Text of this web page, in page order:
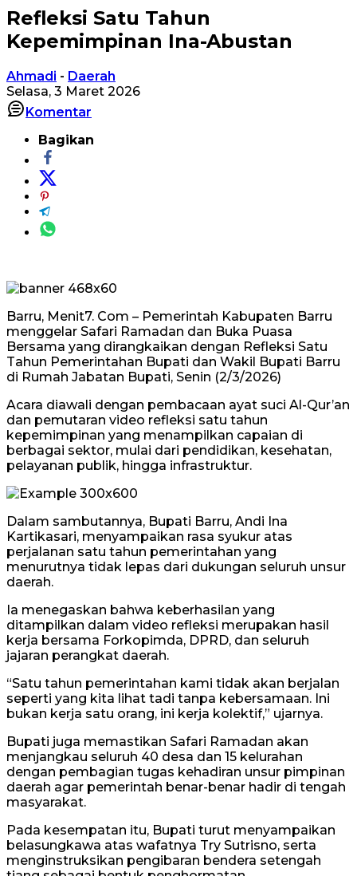
Refleksi Satu Tahun
Kepemimpinan Ina-Abustan
Ahmadi - Daerah
Selasa, 3 Maret 2026
Komentar
Bagikan
Barru, Menit7. Com – Pemerintah Kabupaten Barru
menggelar Safari Ramadan dan Buka Puasa
Bersama yang dirangkaikan dengan Refleksi Satu
Tahun Pemerintahan Bupati dan Wakil Bupati Barru
di Rumah Jabatan Bupati, Senin (2/3/2026)
Acara diawali dengan pembacaan ayat suci Al-Qur’an
dan pemutaran video refleksi satu tahun
kepemimpinan yang menampilkan capaian di
berbagai sektor, mulai dari pendidikan, kesehatan,
pelayanan publik, hingga infrastruktur.
Dalam sambutannya, Bupati Barru, Andi Ina
Kartikasari, menyampaikan rasa syukur atas
perjalanan satu tahun pemerintahan yang
menurutnya tidak lepas dari dukungan seluruh unsur
daerah.
Ia menegaskan bahwa keberhasilan yang
ditampilkan dalam video refleksi merupakan hasil
kerja bersama Forkopimda, DPRD, dan seluruh
jajaran perangkat daerah.
“Satu tahun pemerintahan kami tidak akan berjalan
seperti yang kita lihat tadi tanpa kebersamaan. Ini
bukan kerja satu orang, ini kerja kolektif,” ujarnya.
Bupati juga memastikan Safari Ramadan akan
menjangkau seluruh 40 desa dan 15 kelurahan
dengan pembagian tugas kehadiran unsur pimpinan
daerah agar pemerintah benar-benar hadir di tengah
masyarakat.
Pada kesempatan itu, Bupati turut menyampaikan
belasungkawa atas wafatnya Try Sutrisno, serta
menginstruksikan pengibaran bendera setengah